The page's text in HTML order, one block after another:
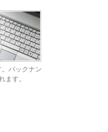
バックナン
ます。